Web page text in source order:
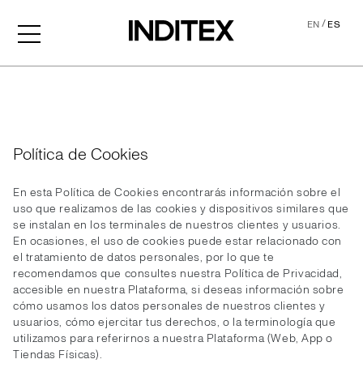
EN/ES
Política de Cookies
En esta Política de Cookies encontrarás información sobre el
uso que realizamos de las cookies y dispositivos similares que
se instalan en los terminales de nuestros clientes y usuarios.
En ocasiones, el uso de cookies puede estar relacionado con
el tratamiento de datos personales, por lo que te
recomendamos que consultes nuestra Política de Privacidad,
accesible en nuestra Plataforma, si deseas información sobre
cómo usamos los datos personales de nuestros clientes y
usuarios, cómo ejercitar tus derechos, o la terminología que
utilizamos para referirnos a nuestra Plataforma (Web, App o
Tiendas Físicas).